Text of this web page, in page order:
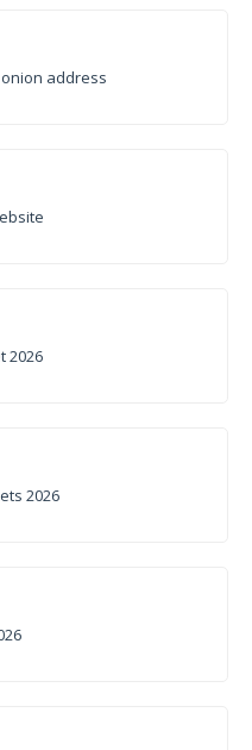
address
2026
2026